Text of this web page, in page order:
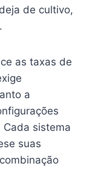
de cultivo,
as taxas de
a
sistema
suas